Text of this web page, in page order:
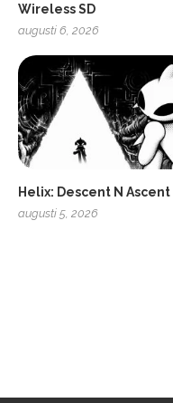
Wireless SD
augusti 6, 2026
Helix: Descent N Ascent
augusti 5, 2026